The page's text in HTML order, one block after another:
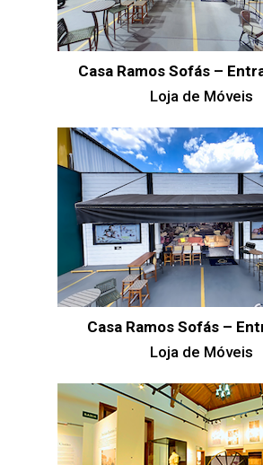
Casa Ramos Sofás –
Loja de Móveis
Casa Ramos Sofás –
Loja de Móveis